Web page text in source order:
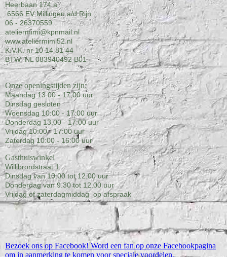
Heerbaan 174 a
6566 EV Millingen a/d Rijn
06 - 26370559
ateliermimi@kpnmail.nl
www.ateliermimi52.nl
K.V.K. nr 10 14 81 44
BTW NL 083940492 B01
Onze openingstijden zijn:
Maandag 13:00 - 17,00 uur
Dinsdag gesloten
Woensdag 10:00 - 17:00 uur
Donderdag 13.00 - 17:00 uur
Vrijdag 10:00 - 17:00 uur
Zaterdag 10:00 - 16:00 uur
Gasthuiswinkel
Willibrordstraat 1
Dinsdag van 10.00 tot 12.00 uur
Donderdag van 9.30 tot 12.00 uur
Vrijdag of zaterdagmiddag op afspraak
Bezoek ons op Facebook! Word een fan op onze Facebookpagina
om in aanmerking te komen voor speciale voordelen.